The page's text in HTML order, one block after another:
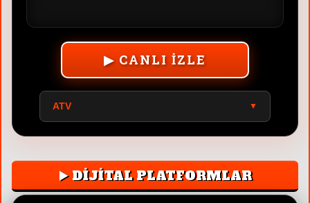
▶ CANLI İZLE
ATV ▼
▶️ DİJİTAL PLATFORMLAR